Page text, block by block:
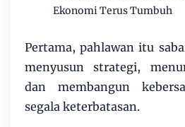
Ekonomi Terus Tumbuh
Pertama, pahlawan itu
menyusun strategi,
dan membangun
segala keterbatasan.